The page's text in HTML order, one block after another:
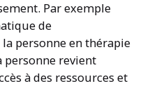
Par exemple
de
personne en thérapie
personne revient
à des ressources et